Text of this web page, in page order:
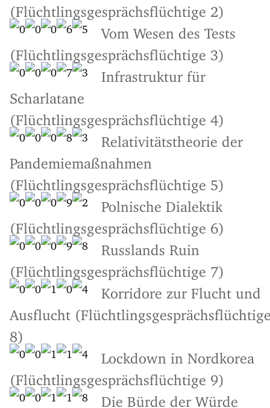
(Flüchtlingsgesprächsflüchtige 2)
Vom Wesen des Tests
(Flüchtlingsgesprächsflüchtige 3)
Infrastruktur für
Scharlatane
(Flüchtlingsgesprächsflüchtige 4)
Relativitätstheorie der
Pandemiemaßnahmen
(Flüchtlingsgesprächsflüchtige 5)
Polnische Dialektik
(Flüchtlingsgesprächsflüchtige 6)
Russlands Ruin
(Flüchtlingsgesprächsflüchtige 7)
Korridore zur Flucht und
Ausflucht
8)
Lockdown in Nordkorea
(Flüchtlingsgesprächsflüchtige 9)
Die Bürde der Würde